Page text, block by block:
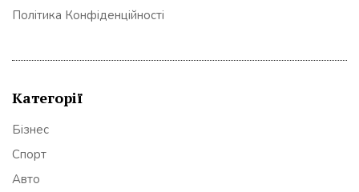
Політика Конфіденційності
Категорії
Бізнес
Спорт
Авто